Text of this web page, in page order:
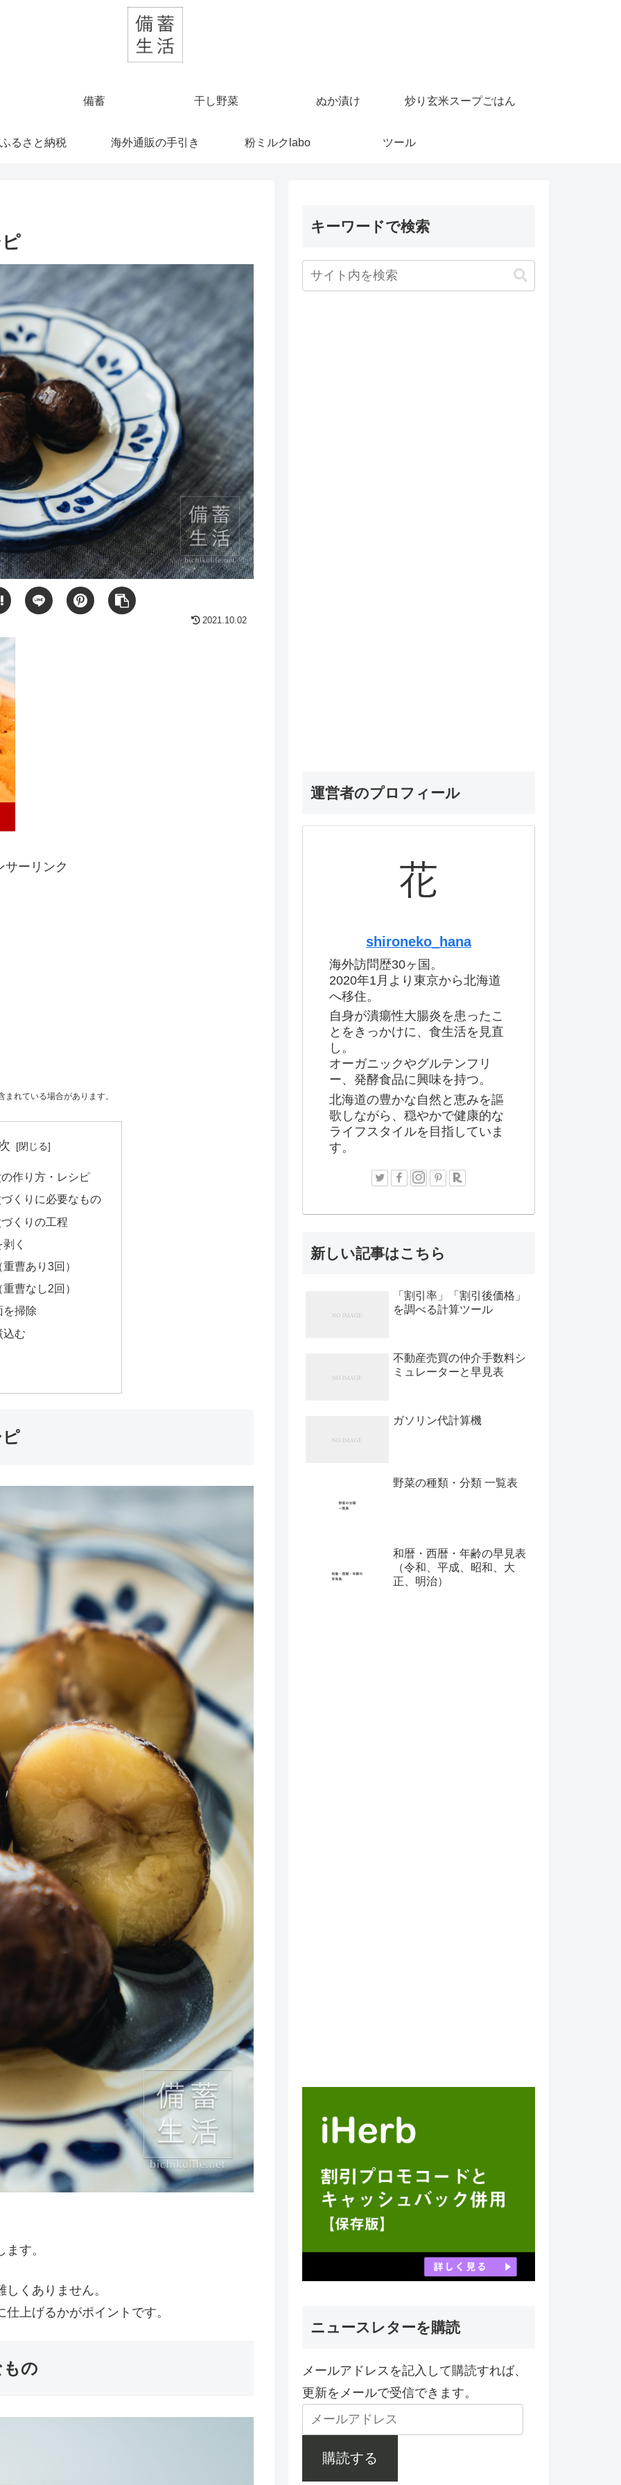
備蓄 干し野菜 ぬか漬け 炒り玄米スープごはん
ふるさと納税 海外通販の手引き 粉ミルクlabo ツール
2021.10.02
サーリンク
まれている場合があります。
作り方・レシピ
くりに必要なもの
くりの工程
く
曹あり3回）
曹なし2回）
を掃除
込む
す。
くありません。
上げるかがポイントです。
の
キーワードで検索
運営者のプロフィール
shironeko_hana
海外訪問歴30ヶ国。
2020年1月より東京から北海道
へ移住。
自身が潰瘍性大腸炎を患ったこ
とをきっかけに、食生活を見直
し。
オーガニックやグルテンフリ
ー、発酵食品に興味を持つ。
北海道の豊かな自然と恵みを謳
歌しながら、穏やかで健康的な
ライフスタイルを目指していま
す。
新しい記事はこちら
「割引率」「割引後価格」
を調べる計算ツール
不動産売買の仲介手数料シ
ミュレーターと早見表
ガソリン代計算機
野菜の種類・分類 一覧表
和暦・西暦・年齢の早見表
（令和、平成、昭和、大
正、明治）
ニュースレターを購読
メールアドレスを記入して購読すれば、
更新をメールで受信できます。
購読する